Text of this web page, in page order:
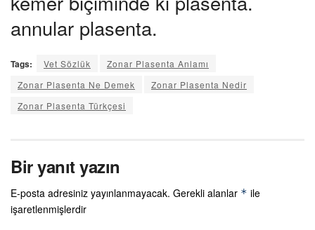
annular plasenta.
Tags: Vet Sözlük
Zonar Plasenta Anlamı
Zonar Plasenta Ne Demek
Zonar Plasenta Nedir
Zonar Plasenta Türkçesi
Bir yanıt yazın
E-posta adresiniz yayınlanmayacak. Gerekli alanlar * ile
işaretlenmişlerdir